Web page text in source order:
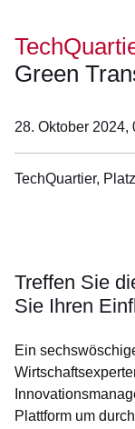
Green
28. Oktober 2024,
TechQuartier,
Treffen Sie
Sie Ihren
Ein
Plattform um